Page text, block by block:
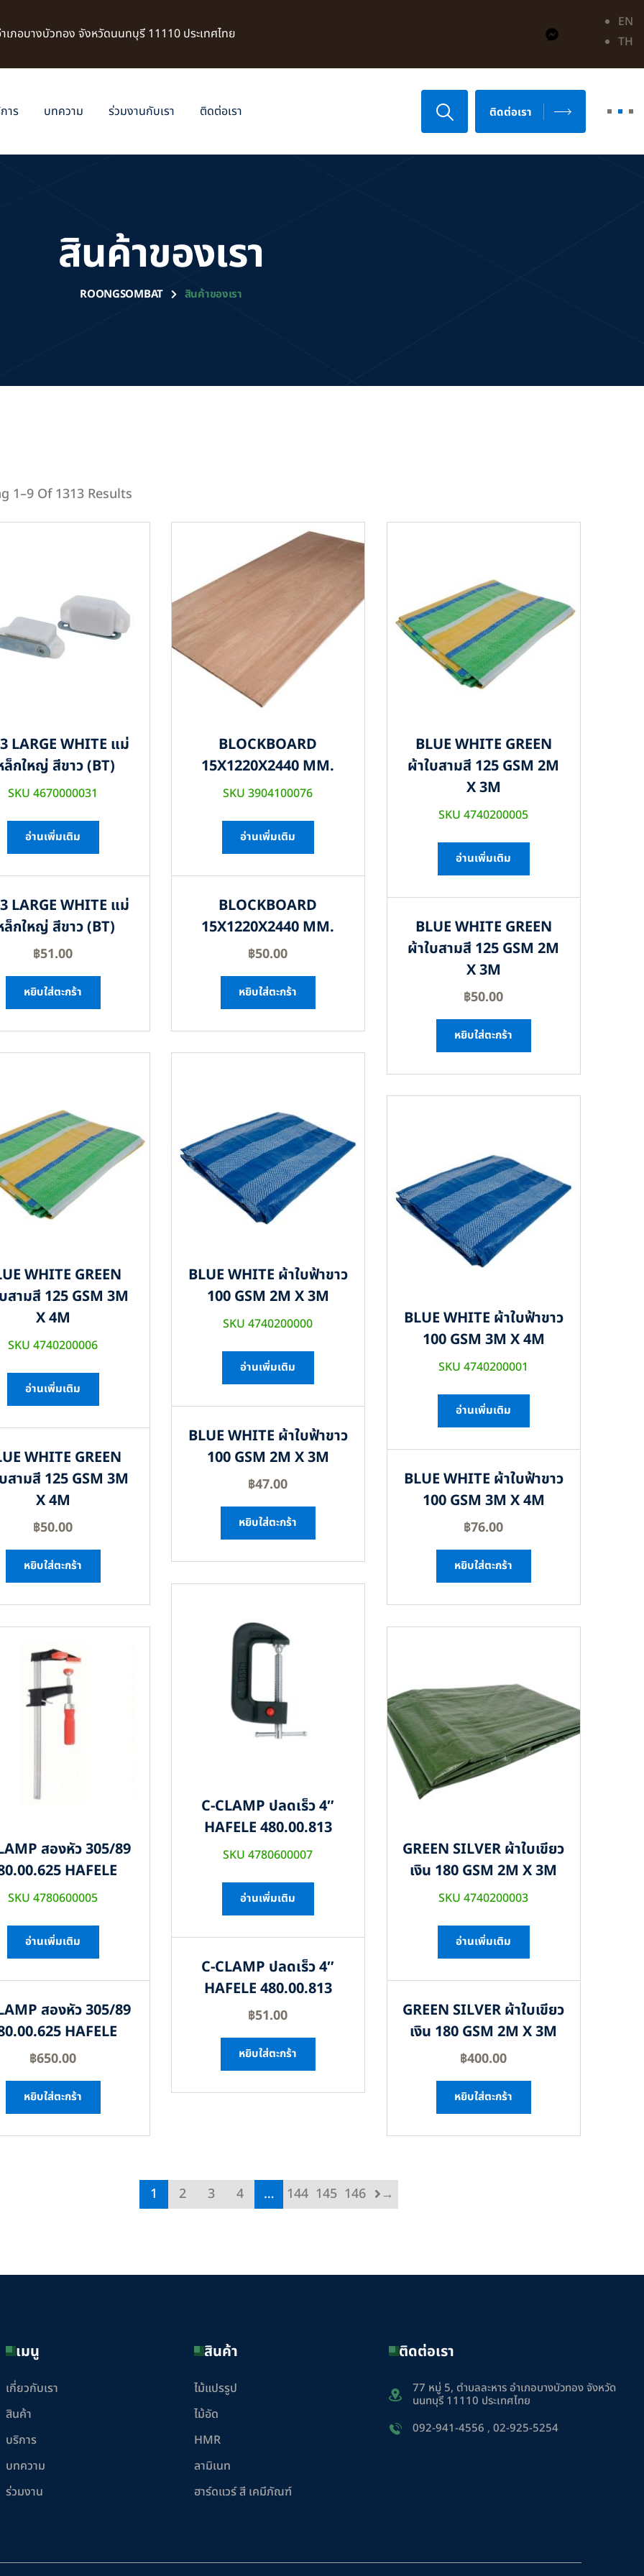
เภอบางบัวทอง จังหวัดนนทบุรี 11110 ประเทศไทย
EN
TH
าร บทความ ร่วมงานกับเรา ติดต่อเรา ติดต่อเรา
สินค้าของเรา
ROONGSOMBAT สินค้าของเรา
1–9 Of 1313 Results
LARGE WHITE แม่
ล็กใหญ่ สีขาว (BT)
SKU 4670000031
อ่านเพิ่มเติม
LARGE WHITE แม่
ล็กใหญ่ สีขาว (BT)
฿51.00
หยิบใส่ตะกร้า
BLOCKBOARD
15X1220X2440 MM.
SKU 3904100076
อ่านเพิ่มเติม
BLOCKBOARD
15X1220X2440 MM.
฿50.00
หยิบใส่ตะกร้า
BLUE WHITE GREEN
ผ้าใบสามสี 125 GSM 2M
X 3M
SKU 4740200005
อ่านเพิ่มเติม
BLUE WHITE GREEN
ผ้าใบสามสี 125 GSM 2M
X 3M
฿50.00
หยิบใส่ตะกร้า
WHITE GREEN
สามสี 125 GSM 3M
X 4M
SKU 4740200006
อ่านเพิ่มเติม
WHITE GREEN
สามสี 125 GSM 3M
X 4M
฿50.00
หยิบใส่ตะกร้า
BLUE WHITE ผ้าใบฟ้าขาว
100 GSM 2M X 3M
SKU 4740200000
อ่านเพิ่มเติม
BLUE WHITE ผ้าใบฟ้าขาว
100 GSM 2M X 3M
฿47.00
หยิบใส่ตะกร้า
BLUE WHITE ผ้าใบฟ้าขาว
100 GSM 3M X 4M
SKU 4740200001
อ่านเพิ่มเติม
BLUE WHITE ผ้าใบฟ้าขาว
100 GSM 3M X 4M
฿76.00
หยิบใส่ตะกร้า
C-CLAMP ปลดเร็ว 4″
HAFELE 480.00.813
SKU 4780600007
อ่านเพิ่มเติม
C-CLAMP ปลดเร็ว 4″
HAFELE 480.00.813
฿51.00
หยิบใส่ตะกร้า
สองหัว 305/89
HAFELE
SKU 4780600005
อ่านเพิ่มเติม
สองหัว 305/89
HAFELE
฿650.00
หยิบใส่ตะกร้า
GREEN SILVER ผ้าใบเขียว
เงิน 180 GSM 2M X 3M
SKU 4740200003
อ่านเพิ่มเติม
GREEN SILVER ผ้าใบเขียว
เงิน 180 GSM 2M X 3M
฿400.00
หยิบใส่ตะกร้า
1 2 3 4 … 144 145 146 →
เมนู
เกี่ยวกับเรา
สินค้า
บริการ
บทความ
ร่วมงาน
สินค้า
ไม้แปรรูป
ไม้อัด
HMR
ลามิเนท
ฮาร์ดแวร์ สี เคมีภัณฑ์
ติดต่อเรา
77 หมู่ 5, ตำบลละหาร อำเภอบางบัวทอง จังหวัด
นนทบุรี 11110 ประเทศไทย
092-941-4556 ,02-925-5254